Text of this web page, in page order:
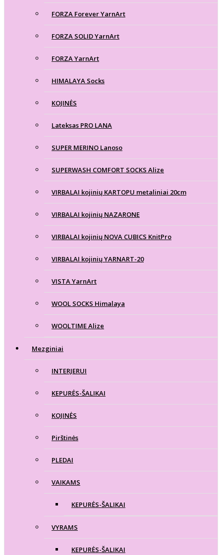
FORZA Forever YarnArt
FORZA SOLID YarnArt
FORZA YarnArt
HIMALAYA Socks
KOJINĖS
Lateksas PRO LANA
SUPER MERINO Lanoso
SUPERWASH COMFORT SOCKS Alize
VIRBALAI kojinių KARTOPU metaliniai 20cm
VIRBALAI kojinių NAZARONE
VIRBALAI kojinių NOVA CUBICS KnitPro
VIRBALAI kojinių YARNART-20
VISTA YarnArt
WOOL SOCKS Himalaya
WOOLTIME Alize
Mezginiai
INTERJERUI
KEPURĖS-ŠALIKAI
KOJINĖS
Pirštinės
PLEDAI
VAIKAMS
KEPURĖS-ŠALIKAI
VYRAMS
KEPURĖS-ŠALIKAI